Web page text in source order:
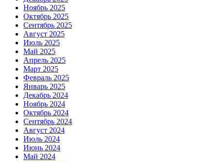
Ноябрь 2025
Октябрь 2025
Сентябрь 2025
Август 2025
Июль 2025
Май 2025
Апрель 2025
Март 2025
Февраль 2025
Январь 2025
Декабрь 2024
Ноябрь 2024
Октябрь 2024
Сентябрь 2024
Август 2024
Июль 2024
Июнь 2024
Май 2024